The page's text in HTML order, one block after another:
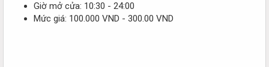
Giờ mở cửa: 10:30 - 24:00
Mức giá: 100.000 VND - 300.00 VND